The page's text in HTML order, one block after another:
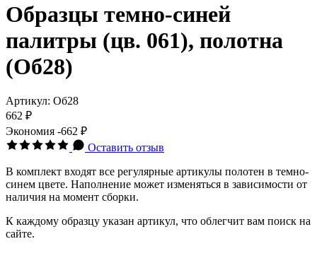
Образцы темно-синей
палитры (цв. 061), полотна
(Об28)
Артикул: Об28
662 ₽
Экономия -662 ₽
Оставить отзыв
В комплект входят все регулярные артикулы полотен в темно-
синем цвете. Наполнение может изменяться в зависимости от
наличия на момент сборки.
К каждому образцу указан артикул, что облегчит вам поиск на
сайте.